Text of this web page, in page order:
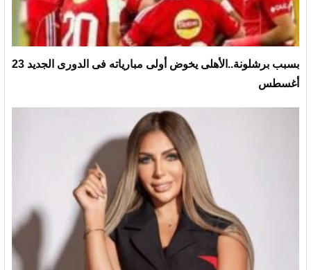
بسبب برشلونة..الأهلى يخوض أولى مبارياته فى الدورى الجديد 23
أغسطس